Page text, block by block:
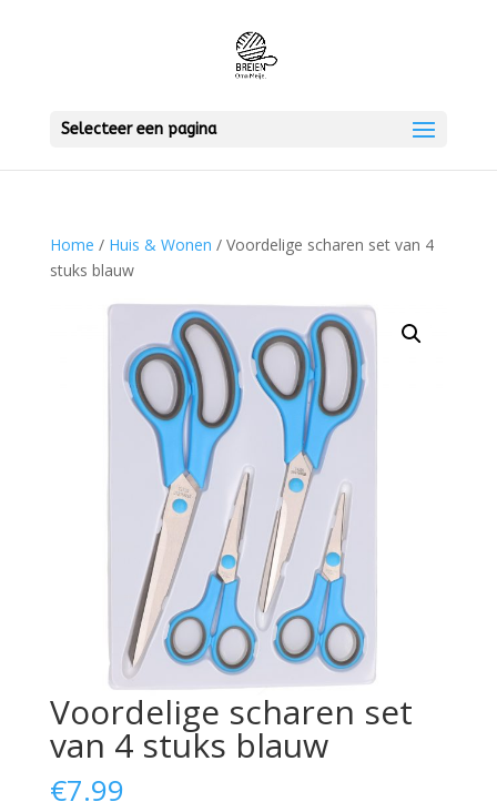
Selecteer een pagina
Home / Huis & Wonen / Voordelige scharen set van 4
stuks blauw
Voordelige scharen set
van 4 stuks blauw
€7.99